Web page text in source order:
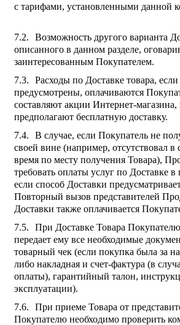
с тарифами, установленными данной
Возможность другого варианта
описанного в данном разделе,
заинтересованным Покупателем.
Расходы по Доставке товара,
предусмотрены, оплачиваются
составляют акции Интернет-магазина,
предполагают бесплатную доставку.
В случае, если Покупатель не
своей вине (например, отсутствовал в
время по месту получения Товара),
требовать оплаты услуг по Доставке
если способ Доставки
Повторный вызов представителей
Доставки также оплачивается
При Доставке Товара
передает ему все необходимые
товарный чек (если покупка была за
либо накладная и счет-фактура (в
оплаты), гарантийный талон,
эксплуатации).
При приеме Товара от
Покупателю необходимо проверить